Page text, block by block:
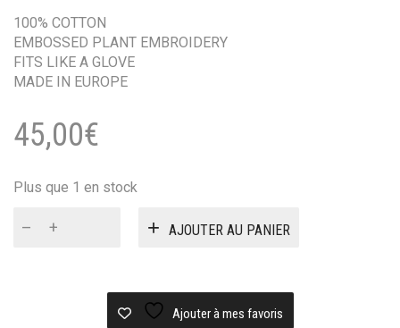
100% COTTON
EMBOSSED PLANT EMBROIDERY
FITS LIKE A GLOVE
MADE IN EUROPE
45,00€
Plus que 1 en stock
AJOUTER AU PANIER
Ajouter à mes favoris